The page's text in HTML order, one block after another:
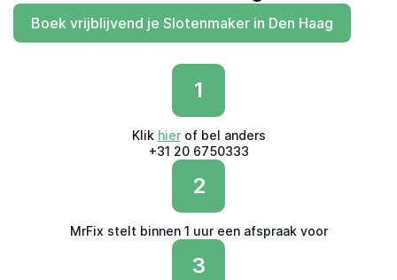
Boek vrijblijvend je Slotenmaker in Den Haag
1
Klik hierof bel anders
+31 20 6750333
2
MrFix stelt binnen 1 uur een afspraak voor
3